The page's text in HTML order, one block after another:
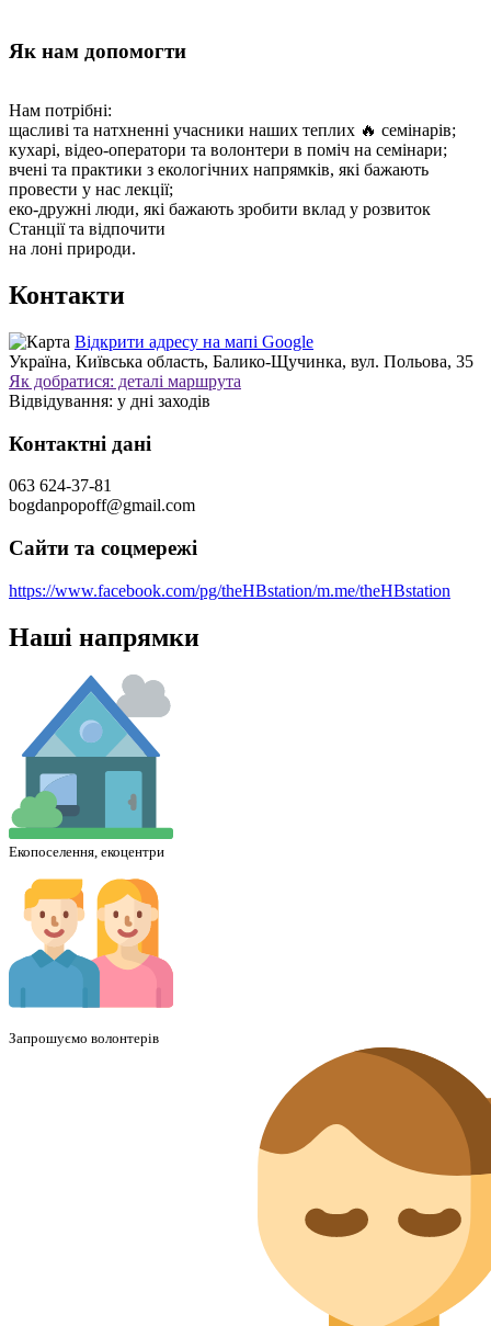
Як нам допомогти
Нам потрібні:
щасливі та натхненні учасники наших теплих 🔥 семінарів;
кухарі, відео-оператори та волонтери в поміч на семінари;
вчені та практики з екологічних напрямків, які бажають
провести у нас лекції;
еко-дружні люди, які бажають зробити вклад у розвиток
Станції та відпочити
Контакти
Відкрити адресу на мапі Google
Україна, Київська область, Балико-Щучинка, вул. Польова, 35
Як добратися: деталі маршрута
Відвідування: у дні заходів
Контактні дані
063 624-37-81
bogdanpopoff@gmail.com
Сайти та соцмережі
https://www.facebook.com/pg/theHBstation/m.me/theHBstation
Наші напрямки
Екопоселення, екоцентри
Запрошуємо волонтерів